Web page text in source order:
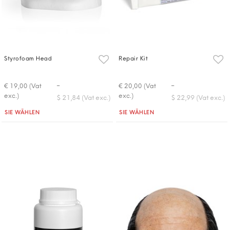
Styrofoam Head
€ 19,00 (Vat
exc.)
-
$ 21,84 (Vat exc.)
Quantità
SIE WÄHLEN
Repair Kit
€ 20,00 (Vat
exc.)
-
$ 22,99 (Vat exc.)
Quantità
SIE WÄHLEN